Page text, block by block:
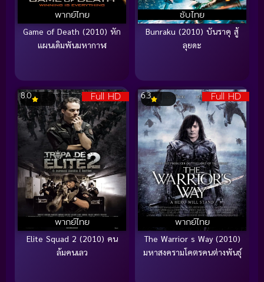
พากย์ไทย
Game of Death (2010) หัก
แผนเดิมพันมหากาฬ
ซับไทย
Bunraku (2010) บันราคุ สู้
ลุยดะ
Full HD
พากย์ไทย
8.0
Elite Squad 2 (2010) คน
ล้มคนเลว
Full HD
พากย์ไทย
6.3
The Warrior s Way (2010)
มหาสงครามโคตรคนต่างพันธุ์